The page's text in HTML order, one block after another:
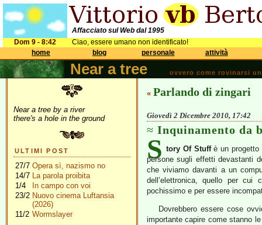
Affacciato sul Web dal 1995
Dom 9 - 8:42
Ciao, essere umano non identificato!
home
blog personale attività
Near a tree ovvero come rovinarsi
Near a tree by a river
there's a hole in the ground
ULTIMI POST
27/7 Opera sì, nazismo no
14/7 La parola proibita
1/4
In campo con voi
23/2 Nuovo cinema Luftansia
(2026)
11/2 Wormslayer
« Parlando di zingari
Giovedì 2 Dicembre 2010, 17:42
Inquinamento da
S tory Of Stuffè un progetto
persone sugli effetti devastanti
che viviamo davanti a un
dell’elettronica, quello per cui
pochissimo e per essere
Dovrebbero essere cose
importante capire come stanno